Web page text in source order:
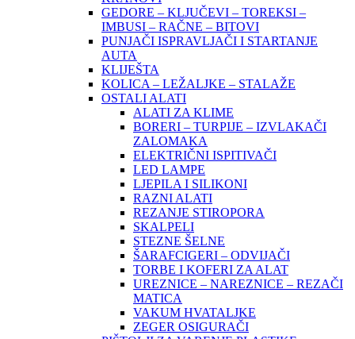
GEDORE – KLJUČEVI – TOREKSI –
IMBUSI – RAČNE – BITOVI
PUNJAČI ISPRAVLJAČI I STARTANJE
AUTA
KLIJEŠTA
KOLICA – LEŽALJKE – STALAŽE
OSTALI ALATI
ALATI ZA KLIME
BORERI – TURPIJE – IZVLAKAČI
ZALOMAKA
ELEKTRIČNI ISPITIVAČI
LED LAMPE
LJEPILA I SILIKONI
RAZNI ALATI
REZANJE STIROPORA
SKALPELI
STEZNE ŠELNE
ŠARAFCIGERI – ODVIJAČI
TORBE I KOFERI ZA ALAT
UREZNICE – NAREZNICE – REZAČI
MATICA
VAKUM HVATALJKE
ZEGER OSIGURAČI